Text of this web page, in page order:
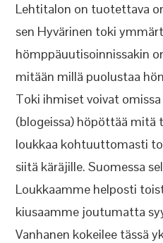
Lehtitalon on tuotettava
sen Hyvärinen toki
hömppäuutisoinnissakin
mitään millä puolustaa
Toki ihmiset voivat
(blogeissa) höpöttää mitä
loukkaa kohtuuttomasti
siitä käräjille. Suomessa
Loukkaamme helposti
kiusaamme joutumatta
Vanhanen kokeilee tässä